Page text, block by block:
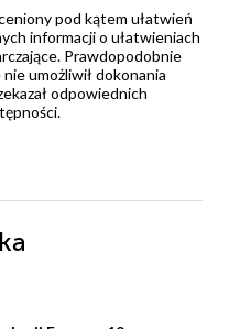
pod kątem ułatwień
informacji o ułatwieniach
Prawdopodobnie
umożliwił dokonania
odpowiednich